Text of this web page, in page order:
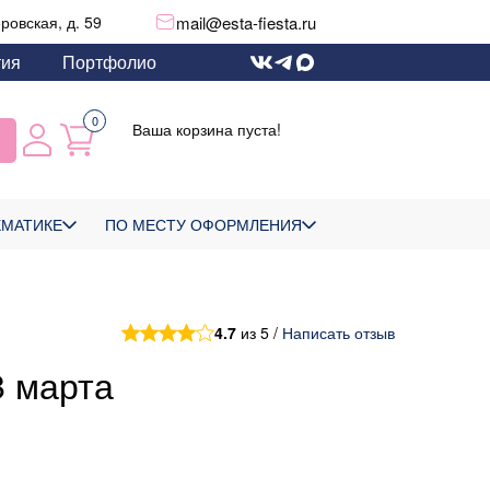
д. 59 mail@esta-fiesta.ru
Портфолио
0 Ваша корзина пуста!
ПО МЕСТУ ОФОРМЛЕНИЯ
4.7 из 5 / Написать отзыв
марта